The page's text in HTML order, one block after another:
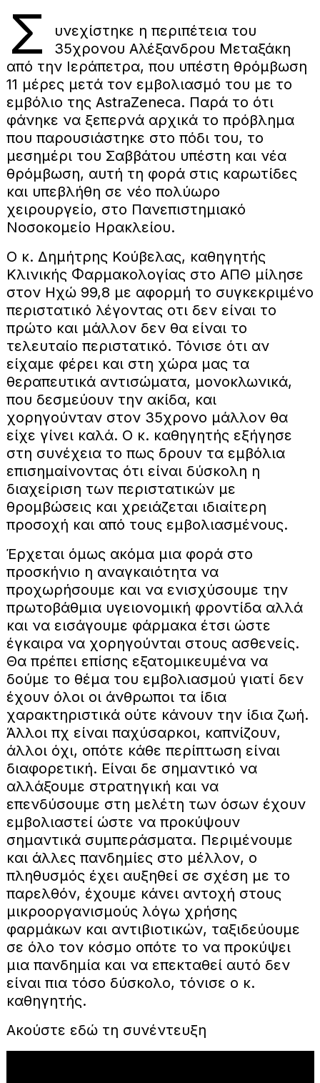
Σ
υνεχίστηκε η περιπέτεια του
35χρονου Αλέξανδρου Μεταξάκη
από την Ιεράπετρα, που υπέστη θρόμβωση
11 μέρες μετά τον εμβολιασμό του με το
εμβόλιο της AstraZeneca. Παρά το ότι
φάνηκε να ξεπερνά αρχικά το πρόβλημα
που παρουσιάστηκε στο πόδι του, το
μεσημέρι του Σαββάτου υπέστη και νέα
θρόμβωση, αυτή τη φορά στις καρωτίδες
και υπεβλήθη σε νέο πολύωρο
χειρουργείο, στο Πανεπιστημιακό
Νοσοκομείο Ηρακλείου.
Ο κ. Δημήτρης Κούβελας, καθηγητής
Κλινικής Φαρμακολογίας στο ΑΠΘ μίλησε
στον Ηχώ 99,8 με αφορμή το συγκεκριμένο
περιστατικό λέγοντας οτι δεν είναι το
πρώτο και μάλλον δεν θα είναι το
τελευταίο περιστατικό. Τόνισε ότι αν
είχαμε φέρει και στη χώρα μας τα
θεραπευτικά αντισώματα, μονοκλωνικά,
που δεσμεύουν την ακίδα, και
χορηγούνταν στον 35χρονο μάλλον θα
είχε γίνει καλά. Ο κ. καθηγητής εξήγησε
στη συνέχεια το πως δρουν τα εμβόλια
επισημαίνοντας ότι είναι δύσκολη η
διαχείριση των περιστατικών με
θρομβώσεις και χρειάζεται ιδιαίτερη
προσοχή και από τους εμβολιασμένους.
Έρχεται όμως ακόμα μια φορά στο
προσκήνιο η αναγκαιότητα να
προχωρήσουμε και να ενισχύσουμε την
πρωτοβάθμια υγειονομική φροντίδα αλλά
και να εισάγουμε φάρμακα έτσι ώστε
έγκαιρα να χορηγούνται στους ασθενείς.
Θα πρέπει επίσης εξατομικευμένα να
δούμε το θέμα του εμβολιασμού γιατί δεν
έχουν όλοι οι άνθρωποι τα ίδια
χαρακτηριστικά ούτε κάνουν την ίδια ζωή.
Άλλοι πχ είναι παχύσαρκοι, καπνίζουν,
άλλοι όχι, οπότε κάθε περίπτωση είναι
διαφορετική. Είναι δε σημαντικό να
αλλάξουμε στρατηγική και να
επενδύσουμε στη μελέτη των όσων έχουν
εμβολιαστεί ώστε να προκύψουν
σημαντικά συμπεράσματα. Περιμένουμε
και άλλες πανδημίες στο μέλλον, ο
πληθυσμός έχει αυξηθεί σε σχέση με το
παρελθόν, έχουμε κάνει αντοχή στους
μικροοργανισμούς λόγω χρήσης
φαρμάκων και αντιβιοτικών, ταξιδεύουμε
σε όλο τον κόσμο οπότε το να προκύψει
μια πανδημία και να επεκταθεί αυτό δεν
είναι πια τόσο δύσκολο, τόνισε ο κ.
καθηγητής.
Ακούστε εδώ τη συνέντευξη